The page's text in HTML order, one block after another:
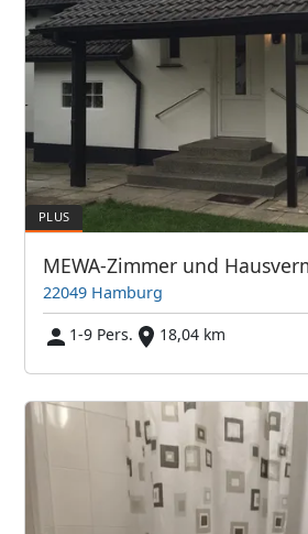
MEWA-Zimmer und
22049 Hamburg
1-9 Pers.
18,04 km